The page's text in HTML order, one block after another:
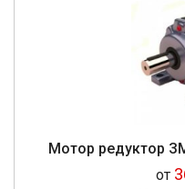
Мо­тор ре­дук­тор
от